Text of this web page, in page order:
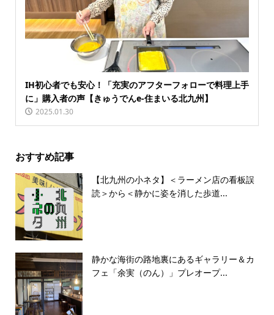
IH初心者でも安心！「充実のアフターフォローで料理上手
に」購入者の声【きゅうでんe-住まいる北九州】
2025.01.30
おすすめ記事
【北九州の小ネタ】＜ラーメン店の看板誤
読＞から＜静かに姿を消した歩道...
静かな海街の路地裏にあるギャラリー＆カ
フェ「余実（のん）」プレオープ...